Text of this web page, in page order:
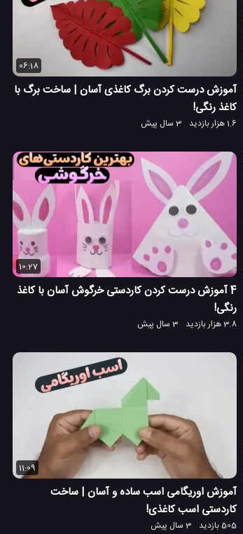
06:18
آموزش درست کردن برگ کاغذی آسان | ساخت برگ با
کاغذ رنگی!
1.6 هزار بازدید 3 سال پیش
10:27
4 آموزش درست کردن کاردستی خرگوش آسان با کاغذ
رنگی!
3.8 هزار بازدید 3 سال پیش
11:09
آموزش اوریگامی اسب ساده و آسان | ساخت
کاردستی اسب کاغذی!
505 بازدید 3 سال پیش